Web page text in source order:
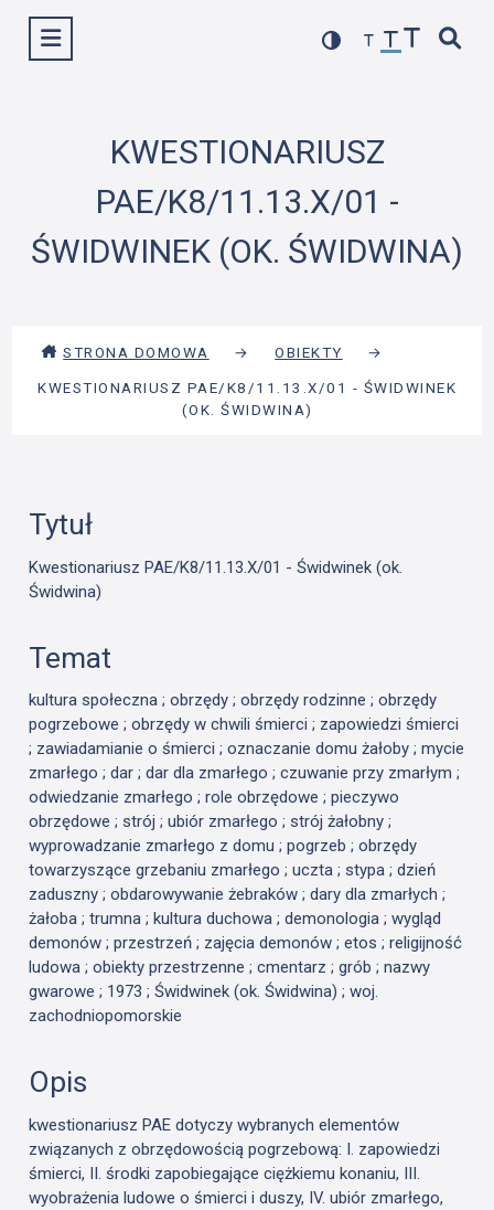
Wyświetl menu
KWESTIONARIUSZ
PAE/K8/11.13.X/01 -
ŚWIDWINEK (OK. ŚWIDWINA)
STRONA DOMOWA → OBIEKTY
→
KWESTIONARIUSZ PAE/K8/11.13.X/01 - ŚWIDWINEK
(OK. ŚWIDWINA)
Tytuł
Kwestionariusz PAE/K8/11.13.X/01 - Świdwinek (ok.
Świdwina)
Temat
kultura społeczna ; obrzędy ; obrzędy rodzinne ; obrzędy
pogrzebowe ; obrzędy w chwili śmierci ; zapowiedzi śmierci
; zawiadamianie o śmierci ; oznaczanie domu żałoby ; mycie
zmarłego ; dar ; dar dla zmarłego ; czuwanie przy zmarłym ;
odwiedzanie zmarłego ; role obrzędowe ; pieczywo
obrzędowe ; strój ; ubiór zmarłego ; strój żałobny ;
wyprowadzanie zmarłego z domu ; pogrzeb ; obrzędy
towarzyszące grzebaniu zmarłego ; uczta ; stypa ; dzień
zaduszny ; obdarowywanie żebraków ; dary dla zmarłych ;
żałoba ; trumna ; kultura duchowa ; demonologia ; wygląd
demonów ; przestrzeń ; zajęcia demonów ; etos ; religijność
ludowa ; obiekty przestrzenne ; cmentarz ; grób ; nazwy
gwarowe ; 1973 ; Świdwinek (ok. Świdwina) ; woj.
zachodniopomorskie
Opis
kwestionariusz PAE dotyczy wybranych elementów
związanych z obrzędowością pogrzebową: I. zapowiedzi
śmierci, II. środki zapobiegające ciężkiemu konaniu, III.
wyobrażenia ludowe o śmierci i duszy, IV. ubiór zmarłego,